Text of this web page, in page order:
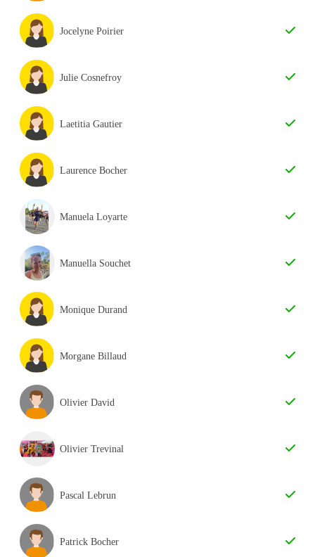
Jocelyne Poirier
Julie Cosnefroy
Laetitia Gautier
Laurence Bocher
Manuela Loyarte
Manuella Souchet
Monique Durand
Morgane Billaud
Olivier David
Olivier Trevinal
Pascal Lebrun
Patrick Bocher